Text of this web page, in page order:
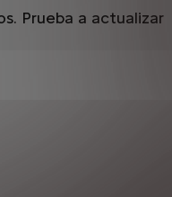
Prueba a actualizar